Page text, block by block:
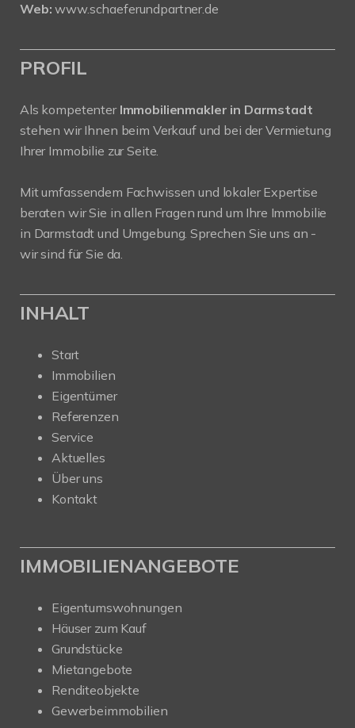
Web: www.schaeferundpartner.de
PROFIL
Als kompetenter Immobilienmakler in Darmstadt
stehen wir Ihnen beim Verkauf und bei der Vermietung
Ihrer Immobilie zur Seite.
Mit umfassendem Fachwissen und lokaler Expertise
beraten wir Sie in allen Fragen rund um Ihre Immobilie
in Darmstadt und Umgebung. Sprechen Sie uns an -
wir sind für Sie da.
INHALT
Start
Immobilien
Eigentümer
Referenzen
Service
Aktuelles
Über uns
Kontakt
IMMOBILIENANGEBOTE
Eigentumswohnungen
Häuser zum Kauf
Grundstücke
Mietangebote
Renditeobjekte
Gewerbeimmobilien